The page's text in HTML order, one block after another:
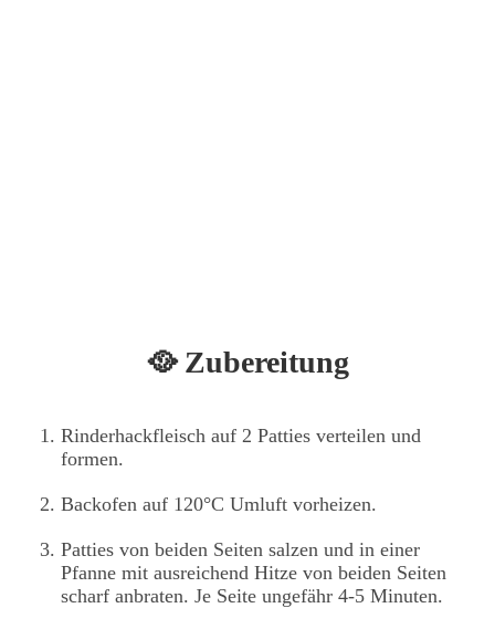
🥘 Zubereitung
Rinderhackfleisch auf 2 Patties verteilen und
formen.
Backofen auf 120°C Umluft vorheizen.
Patties von beiden Seiten salzen und in einer
Pfanne mit ausreichend Hitze von beiden Seiten
scharf anbraten. Je Seite ungefähr 4-5 Minuten.